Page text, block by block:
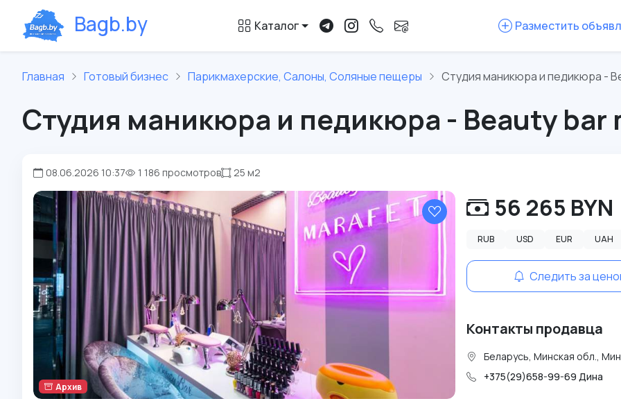
Bagb.by Каталог Разместить
Главная Готовый бизнес Парикмахерские, Салоны, Соляные пещеры Студия маникюра и педикюра -
Студия маникюра и педикюра - Beauty bar
08.06.2026 10:37 1 186 просмотров 25 м2
Архив
56 265 BYN
RUB USD EUR UAH
Следить за
Контакты продавца
Беларусь, Минская обл.,
+375(29)658-99-69 Дина